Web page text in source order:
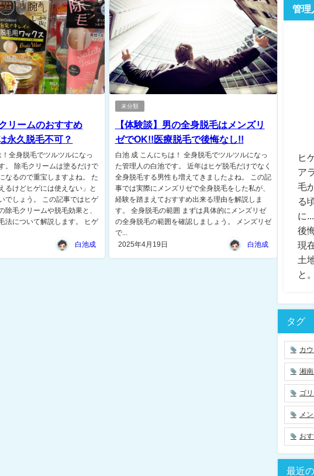
リームのおすすめ
永久脱毛不可？
全身脱毛でツルツルになっ
。 除毛クリームは塗るだけで
なるので重宝しますよね。 た
るけどヒゲには使えない」と
でしょう。 この記事ではヒゲ
除毛クリームや脱毛効果と、
法について解説します。 ヒゲ
白池成
未分類
【体験談】男の全身脱毛はメンズリ
ゼでOK!!医療脱毛で後悔なし!!
白池 成 こんにちは！ 全身脱毛でツルツルになっ
た管理人の白池です。 近年はヒゲ脱毛だけでなく
全身脱毛する男性も増えてきましたよね。 この記
事では実際にメンズリゼで全身脱毛をした私が、
経験を踏まえておすすめ出来る理由を解説しま
す。 全身脱毛の範囲 まずは具体的にメンズリゼ
の全身脱毛の範囲を確認しましょう。 メンズリゼ
で...
2025年4月19日
白池成
管理
ヒ
ア
毛
る
に
後
現
土
と。
タグ
カ
湘
ゴ
メ
お
最近